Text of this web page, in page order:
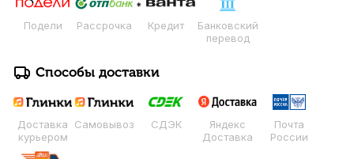
Подели Рассрочка Кредит
Банковский
перевод
Способы доставки
Доставка
курьером
Самовывоз СДЭК
Яндекс
Доставка
Почта
России